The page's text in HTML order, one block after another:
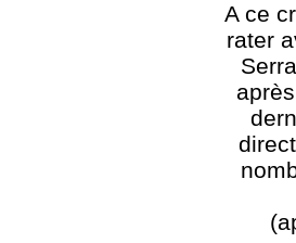
A ce
rater